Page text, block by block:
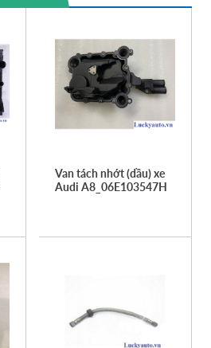
Van tách nhớt (dầu) xe
Audi A8_06E103547H